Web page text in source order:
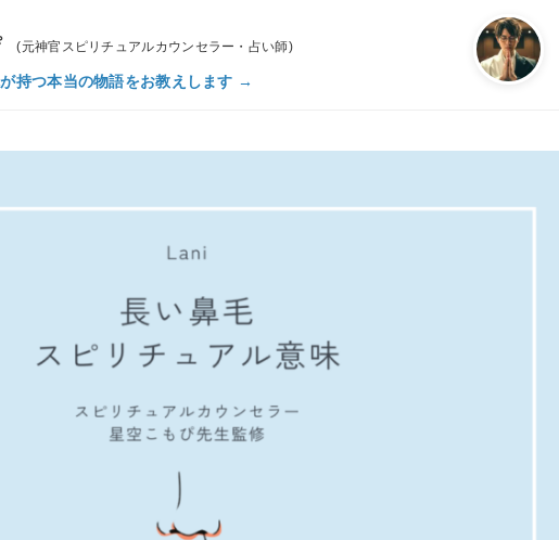
(元神官スピリチュアルカウンセラー・占い師)
持つ本当の物語をお教えします →